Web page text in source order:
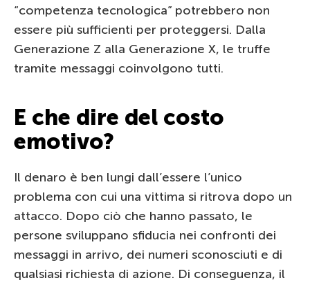
“competenza tecnologica” potrebbero non
essere più sufficienti per proteggersi. Dalla
Generazione Z alla Generazione X, le truffe
tramite messaggi coinvolgono tutti.
E che dire del costo
emotivo?
Il denaro è ben lungi dall’essere l’unico
problema con cui una vittima si ritrova dopo un
attacco. Dopo ciò che hanno passato, le
persone sviluppano sfiducia nei confronti dei
messaggi in arrivo, dei numeri sconosciuti e di
qualsiasi richiesta di azione. Di conseguenza, il